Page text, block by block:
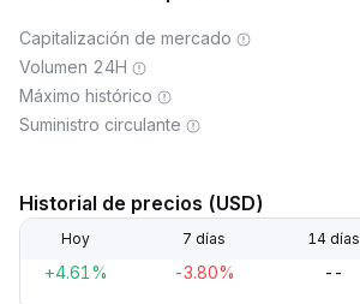
Capitalización de mercado
Volumen 24H
Máximo histórico
Suministro circulante
Historial de precios (USD)
Hoy 7 días 14 días
+4.61% -3.80% --